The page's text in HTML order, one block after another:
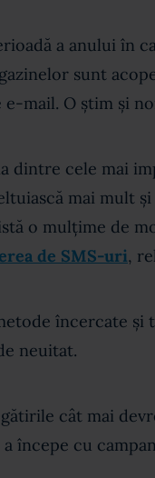
a anului în
sunt
e-mail. O știm și
dintre cele mai
mai mult
o mulțime de
de SMS-uri,
încercate și
neuitat.
cât mai
începe cu